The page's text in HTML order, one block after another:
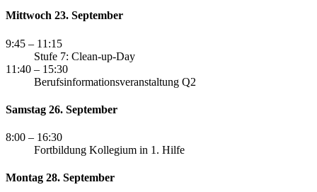
Mittwoch 23. September
9:45 – 11:15
Stufe 7: Clean-up-Day
11:40 – 15:30
Berufsinformationsveranstaltung Q2
Samstag 26. September
8:00 – 16:30
Fortbildung Kollegium in 1. Hilfe
Montag 28. September